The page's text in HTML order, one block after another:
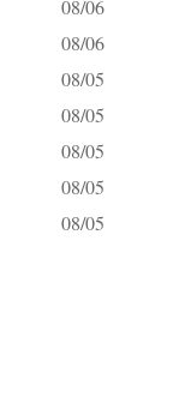
08/06
08/06
08/05
08/05
08/05
08/05
08/05